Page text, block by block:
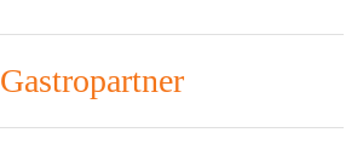
Gastropartner